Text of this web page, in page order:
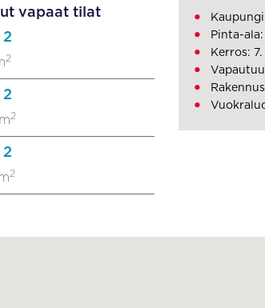
vapaat tilat
2
2
2
Pinta-
Kerros: